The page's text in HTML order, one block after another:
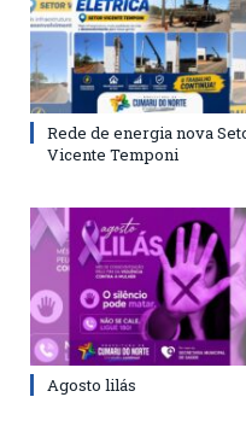
Rede de energia nova
Vicente Temponi
Agosto lilás